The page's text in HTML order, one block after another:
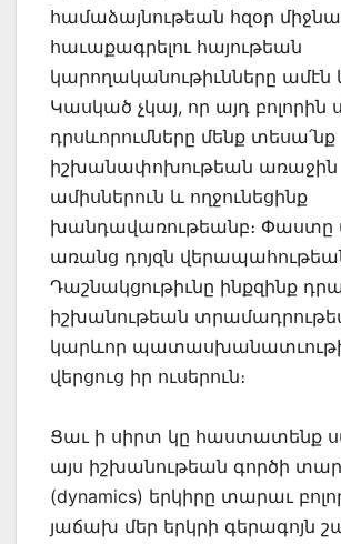
համաձայնութեան հզօր
հաւաքագրելու հայութեան
կարողականութիւնները ամէն
Կասկած չկայ, որ այդ բոլորին
դրսևորումները մենք տեսա՛նք
իշխանափոխութեան առաջին
ամիսներուն և ողջունեցինք
խանդավառութեանբ։ Փաստը
առանց դոյզն
Դաշնակցութիւնը ինքզինք
իշխանութեան
կարևոր
վերցուց իր ուսերուն։
Ցաւ ի սիրտ կը հաստատենք
այս իշխանութեան գործի
(dynamics) երկիրը տարաւ
յաճախ մեր երկրի գերագոյն